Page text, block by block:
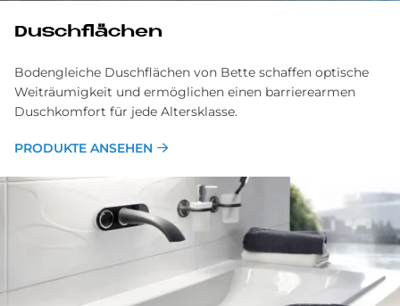
Dusch­flä­chen
Bodengleiche Duschflächen von Bette schaffen optische
Weiträumigkeit und ermöglichen einen barrierearmen
Duschkomfort für jede Altersklasse.
PRODUKTE ANSEHEN